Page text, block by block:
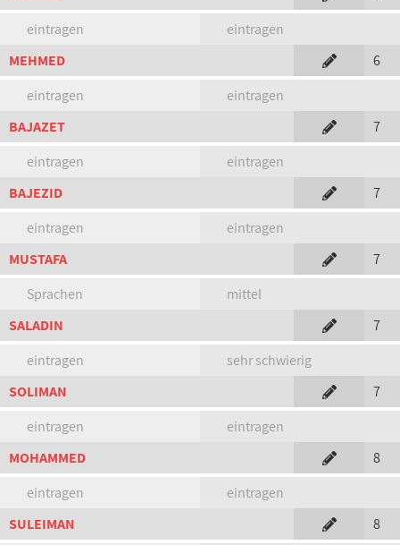
eintragen
eintragen
MEHMED
6
eintragen
eintragen
BAJAZET
7
eintragen
eintragen
BAJEZID
7
eintragen
eintragen
MUSTAFA
7
Sprachen
mittel
SALADIN
7
eintragen
sehr schwierig
SOLIMAN
7
eintragen
eintragen
MOHAMMED
8
eintragen
eintragen
SULEIMAN
8